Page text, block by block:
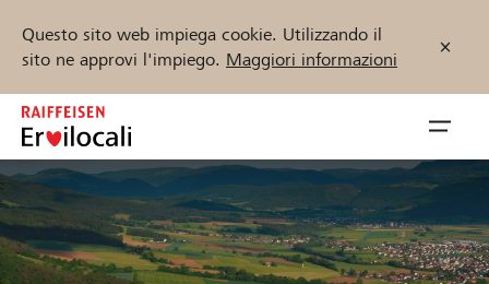
Questo sito web impiega cookie. Utilizzando il
sito ne approvi l'impiego. Maggiori informazioni
Zum
Inhalt
springen
öffnen
Inizia ora